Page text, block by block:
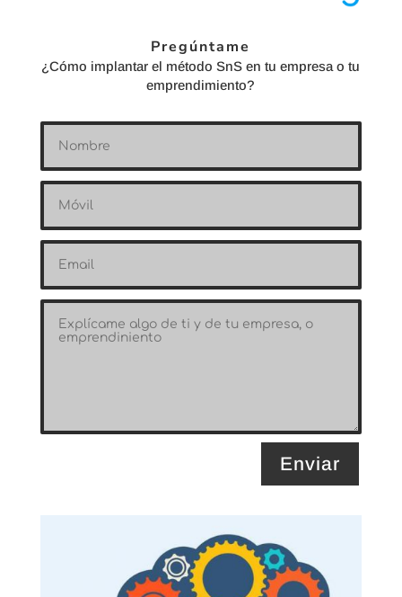
Pregúntame
¿Cómo implantar el método SnS en tu empresa o tu
emprendimiento?
Enviar